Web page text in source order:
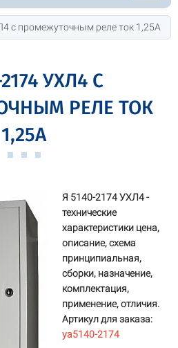
с промежуточным реле ток 1,25А
УХЛ4 С
РЕЛЕ ТОК
1,25А
Я 5140-2174 УХЛ4 -
технические
характеристики цена,
описание, схема
принципиальная,
сборки, назначение,
комплектация,
применение, отличия.
Артикул для заказа:
ya5140-2174